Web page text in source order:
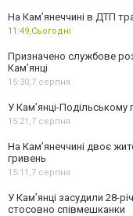
На Кам’янеччині в ДТП
11:49,Сьогодні
Призначено службове
Кам’янці
15:30,7 серпня
У Кам’янці-Подільському
15:21,7 серпня
На Камʼянеччині двоє
гривень
15:11,7 серпня
У Камʼянці засудили 28-
стосовно співмешканки